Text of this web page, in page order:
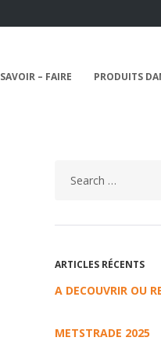
SAVOIR – FAIRE PRODUITS
ARTICLES RÉCENTS
A DECOUVRIR OU
METSTRADE 2025